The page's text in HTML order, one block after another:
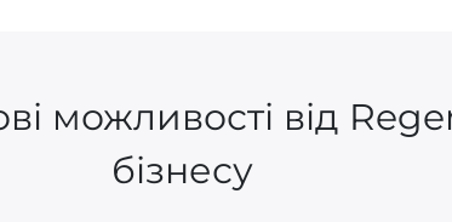
можливості від
бізнесу